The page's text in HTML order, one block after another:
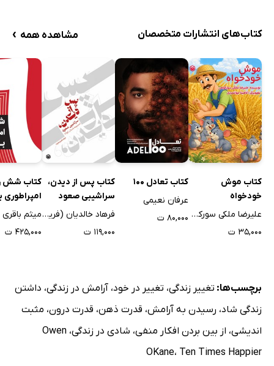
کتاب‌های انتشارات متخصصان مشاهده همه ›
کتاب موش
خودخواه
علیرضا ملکی سورکوهی
۳۵,۰۰۰ ت
کتاب تعادل 100
عرفان نعیمی
۸۰,۰۰۰ ت
کتاب پس از دیدن،
سراشیبی صعود
فرهاد خالدیان (فریاد)
۱۱۹,۰۰۰ ت
کتاب شش
امپراطوری
میثم باقری
۴۲۵,۰۰۰ ت
برچسب‌ها: تغییر زندگی، تغییر در خود، آرامش در زندگی، داشتن
زندگی شاد، رسیدن به آرامش، قدرت ذهن، قدرت درون، مثبت
اندیشی، از بین بردن افکار منفی، شادی در زندگی، Owen
OKane، Ten Times Happier